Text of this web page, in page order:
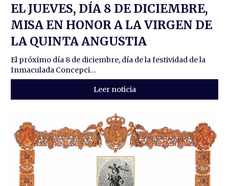
EL JUEVES, DÍA 8 DE DICIEMBRE,
MISA EN HONOR A LA VIRGEN DE
LA QUINTA ANGUSTIA
El próximo día 8 de diciembre, día de la festividad de la
Inmaculada Concepci...
Leer noticia